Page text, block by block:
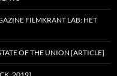
FILMKRANT LAB: HET
OF THE UNION [ARTICLE]